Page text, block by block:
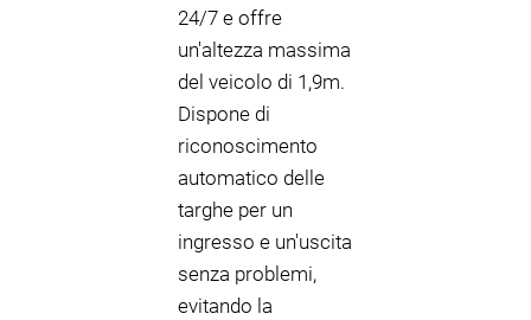
24/7 e offre
un'altezza massima
del veicolo di 1,9m.
Dispone di
riconoscimento
automatico delle
targhe per un
ingresso e un'uscita
senza problemi,
evitando la